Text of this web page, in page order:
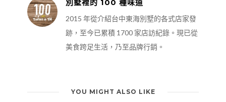
別墅裡的 100 種味道
2015 年從介紹台中東海別墅的各式店家發
跡，至今已累積 1700 家店訪紀錄。現已從
美食跨足生活，乃至品牌行銷。
YOU MIGHT ALSO LIKE